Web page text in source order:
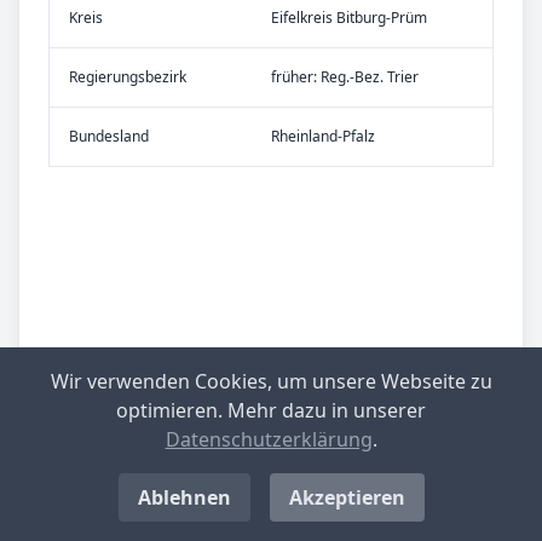
Kreis Eifelkreis Bitburg-Prüm
Re­gier­ungs­bezirk früher: Reg.-Bez. Trier
Bundes­land Rheinland-Pfalz
Wir verwenden Cookies, um unsere Webseite zu
optimieren. Mehr dazu in unserer
Datenschutzerklärung.
Ablehnen Akzeptieren